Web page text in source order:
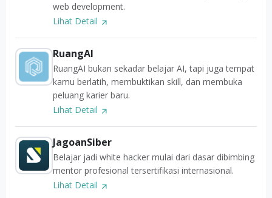
web development.
Lihat Detail
RuangAI
RuangAI bukan sekadar belajar AI, tapi juga tempat
kamu berlatih, membuktikan skill, dan membuka
peluang karier baru.
Lihat Detail
JagoanSiber
Belajar jadi white hacker mulai dari dasar dibimbing
mentor profesional tersertifikasi internasional.
Lihat Detail